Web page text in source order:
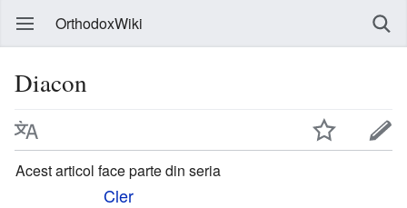
OrthodoxWiki
Diacon
Acest articol face parte din seria
Cler